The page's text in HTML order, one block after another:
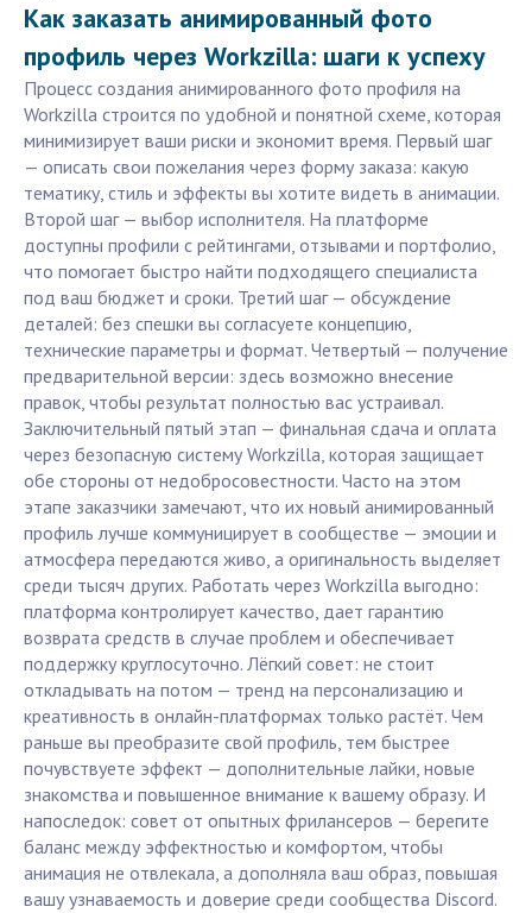
Как заказать анимированный фото
профиль через Workzilla: шаги к успеху
Процесс создания анимированного фото профиля на
Workzilla строится по удобной и понятной схеме, которая
минимизирует ваши риски и экономит время. Первый шаг
— описать свои пожелания через форму заказа: какую
тематику, стиль и эффекты вы хотите видеть в анимации.
Второй шаг — выбор исполнителя. На платформе
доступны профили с рейтингами, отзывами и портфолио,
что помогает быстро найти подходящего специалиста
под ваш бюджет и сроки. Третий шаг — обсуждение
деталей: без спешки вы согласуете концепцию,
технические параметры и формат. Четвертый — получение
предварительной версии: здесь возможно внесение
правок, чтобы результат полностью вас устраивал.
Заключительный пятый этап — финальная сдача и оплата
через безопасную систему Workzilla, которая защищает
обе стороны от недобросовестности. Часто на этом
этапе заказчики замечают, что их новый анимированный
профиль лучше коммуницирует в сообществе — эмоции и
атмосфера передаются живо, а оригинальность выделяет
среди тысяч других. Работать через Workzilla выгодно:
платформа контролирует качество, дает гарантию
возврата средств в случае проблем и обеспечивает
поддержку круглосуточно. Лёгкий совет: не стоит
откладывать на потом — тренд на персонализацию и
креативность в онлайн-платформах только растёт. Чем
раньше вы преобразите свой профиль, тем быстрее
почувствуете эффект — дополнительные лайки, новые
знакомства и повышенное внимание к вашему образу. И
напоследок: совет от опытных фрилансеров — берегите
баланс между эффектностью и комфортом, чтобы
анимация не отвлекала, а дополняла ваш образ, повышая
вашу узнаваемость и доверие среди сообщества Discord.